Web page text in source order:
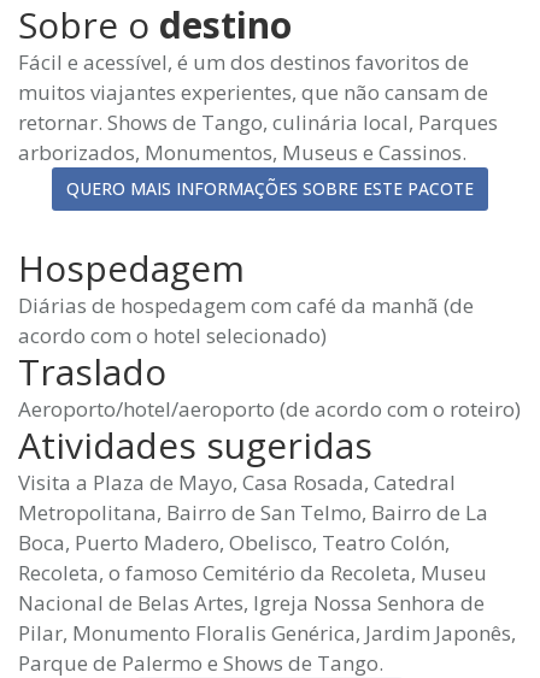
Sobre o destino
Fácil e acessível, é um dos destinos favoritos de
muitos viajantes experientes, que não cansam de
retornar. Shows de Tango, culinária local, Parques
arborizados, Monumentos, Museus e Cassinos.
QUERO MAIS INFORMAÇÕES SOBRE ESTE PACOTE
Hospedagem
Diárias de hospedagem com café da manhã (de
acordo com o hotel selecionado)
Traslado
Aeroporto/hotel/aeroporto (de acordo com o roteiro)
Atividades sugeridas
Visita a Plaza de Mayo, Casa Rosada, Catedral
Metropolitana, Bairro de San Telmo, Bairro de La
Boca, Puerto Madero, Obelisco, Teatro Colón,
Recoleta, o famoso Cemitério da Recoleta, Museu
Nacional de Belas Artes, Igreja Nossa Senhora de
Pilar, Monumento Floralis Genérica, Jardim Japonês,
Parque de Palermo e Shows de Tango.